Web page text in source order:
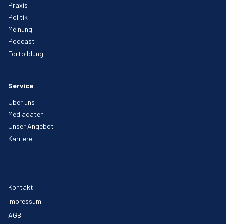
Praxis
Politik
Meinung
Podcast
Fortbildung
Service
Über uns
Mediadaten
Unser Angebot
Karriere
Kontakt
Impressum
AGB